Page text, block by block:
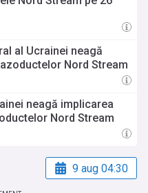
al Ucrainei neagă
Nord Stream
neagă implicarea
Nord Stream
9 aug 04:30